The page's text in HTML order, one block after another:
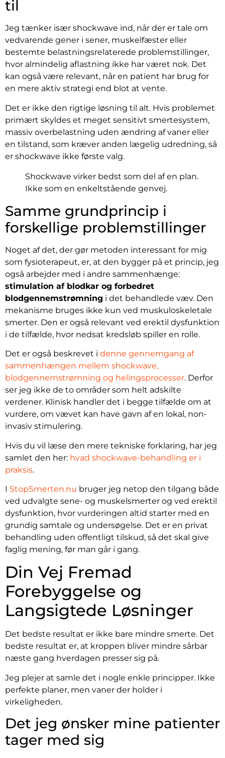
til
Jeg tænker især shockwave ind, når der er tale om
vedvarende gener i sener, muskelfæster eller
bestemte belastningsrelaterede problemstillinger,
hvor almindelig aflastning ikke har været nok. Det
kan også være relevant, når en patient har brug for
en mere aktiv strategi end blot at vente.
Det er ikke den rigtige løsning til alt. Hvis problemet
primært skyldes et meget sensitivt smertesystem,
massiv overbelastning uden ændring af vaner eller
en tilstand, som kræver anden lægelig udredning, så
er shockwave ikke første valg.
Shockwave virker bedst som del af en plan.
Ikke som en enkeltstående genvej.
Samme grundprincip i
forskellige problemstillinger
Noget af det, der gør metoden interessant for mig
som fysioterapeut, er, at den bygger på et princip, jeg
også arbejder med i andre sammenhænge:
stimulation af blodkar og forbedret
blodgennemstrømning i det behandlede væv. Den
mekanisme bruges ikke kun ved muskuloskeletale
smerter. Den er også relevant ved erektil dysfunktion
i de tilfælde, hvor nedsat kredsløb spiller en rolle.
Det er også beskrevet i denne gennemgang af
sammenhængen mellem shockwave,
blodgennemstrømning og helingsprocesser. Derfor
ser jeg ikke de to områder som helt adskilte
verdener. Klinisk handler det i begge tilfælde om at
vurdere, om vævet kan have gavn af en lokal, non-
invasiv stimulering.
Hvis du vil læse den mere tekniske forklaring, har jeg
samlet den her: hvad shockwave-behandling er i
praksis.
I StopSmerten.nu bruger jeg netop den tilgang både
ved udvalgte sene- og muskelsmerter og ved erektil
dysfunktion, hvor vurderingen altid starter med en
grundig samtale og undersøgelse. Det er en privat
behandling uden offentligt tilskud, så det skal give
faglig mening, før man går i gang.
Din Vej Fremad
Forebyggelse og
Langsigtede Løsninger
Det bedste resultat er ikke bare mindre smerte. Det
bedste resultat er, at kroppen bliver mindre sårbar
næste gang hverdagen presser sig på.
Jeg plejer at samle det i nogle enkle principper. Ikke
perfekte planer, men vaner der holder i
virkeligheden.
Det jeg ønsker mine patienter
tager med sig